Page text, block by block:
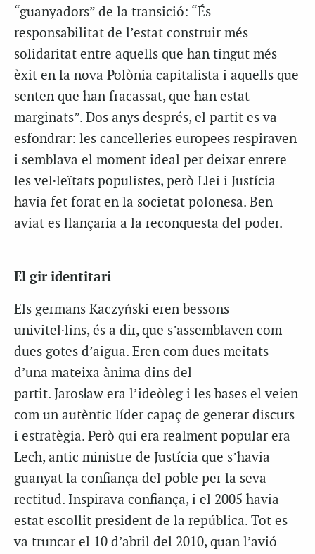
“guanyadors” de la transició: “És
responsabilitat de l’estat construir més
solidaritat entre aquells que han tingut més
èxit en la nova Polònia capitalista i aquells que
senten que han fracassat, que han estat
marginats”. Dos anys després, el partit es va
esfondrar: les cancelleries europees respiraven
i semblava el moment ideal per deixar enrere
les vel·leïtats populistes, però Llei i Justícia
havia fet forat en la societat polonesa. Ben
aviat es llançaria a la reconquesta del poder.
El gir identitari
Els germans Kaczyński eren bessons
univitel·lins, és a dir, que s’assemblaven com
dues gotes d’aigua. Eren com dues meitats
d’una mateixa ànima dins del
partit. Jarosław era l’ideòleg i les bases el veien
com un autèntic líder capaç de generar discurs
i estratègia. Però qui era realment popular era
Lech, antic ministre de Justícia que s’havia
guanyat la confiança del poble per la seva
rectitud. Inspirava confiança, i el 2005 havia
estat escollit president de la república. Tot es
va truncar el 10 d’abril del 2010, quan l’avió